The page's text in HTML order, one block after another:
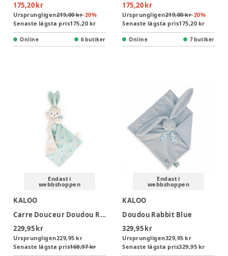
175,20 kr
Ursprungligen219,00 kr-20%
Senaste lägsta pris175,20 kr
Online 6 butiker
175,20 kr
Ursprungligen219,00 kr-20%
Senaste lägsta pris175,20 kr
Online 7 butiker
Endast i
webbshoppen
KALOO
Carre Douceur Doudou Rabbit Citrus Bouquet 17cm
229,95 kr
Ursprungligen229,95 kr
Senaste lägsta pris160,97 kr
Endast i
webbshoppen
KALOO
Doudou Rabbit Blue
329,95 kr
Ursprungligen329,95 kr
Senaste lägsta pris329,95 kr